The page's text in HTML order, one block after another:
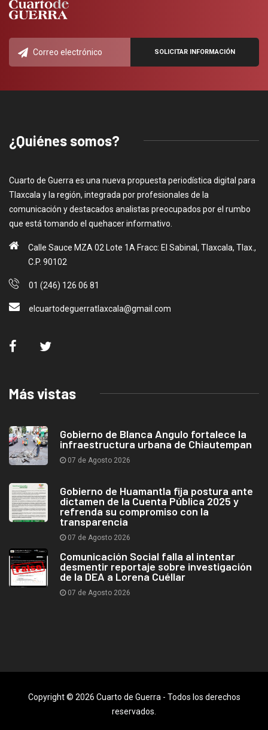
¿Quiénes somos?
Cuarto de Guerra es una nueva propuesta periodística digital para
Tlaxcala y la región, integrada por profesionales de la
comunicación y destacados analistas preocupados por el rumbo
que está tomando el quehacer informativo.
Calle Sauce MZA 02 Lote 1A Fracc: El Sabinal, Tlaxcala, Tlax.,
C.P. 90102
01 (246) 126 06 81
elcuartodeguerratlaxcala@gmail.com
Más vistas
Gobierno de Blanca Angulo fortalece la
infraestructura urbana de Chiautempan
07 de Agosto 2026
Gobierno de Huamantla fija postura ante
dictamen de la Cuenta Pública 2025 y
refrenda su compromiso con la
transparencia
07 de Agosto 2026
Comunicación Social falla al intentar
desmentir reportaje sobre investigación
de la DEA a Lorena Cuéllar
07 de Agosto 2026
Copyright © 2026 Cuarto de Guerra - Todos los derechos
reservados.